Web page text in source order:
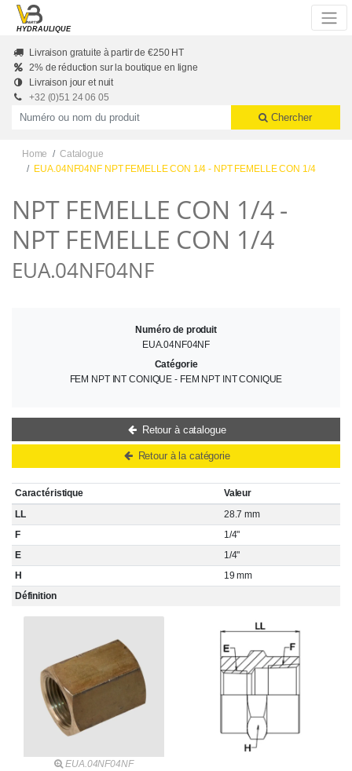
Skip to main content
HYDRAULIQUE
Livraison gratuite à partir de €250 HT
2% de réduction sur la boutique en ligne
Livraison jour et nuit
+32 (0)51 24 06 05
Productnummer of naam
Chercher
Home
Catalogue
EUA.04NF04NF NPT FEMELLE CON 1/4 - NPT FEMELLE CON 1/4
NPT FEMELLE CON 1/4 -
NPT FEMELLE CON 1/4
EUA.04NF04NF
Caractéristique
Valeur
LL
28.7 mm
F
1/4"
E
1/4"
H
19 mm
Définition
EUA.04NF04NF
Numéro de produit
EUA.04NF04NF
Catégorie
FEM NPT INT CONIQUE - FEM NPT INT CONIQUE
Retour à catalogue
Retour à la catégorie